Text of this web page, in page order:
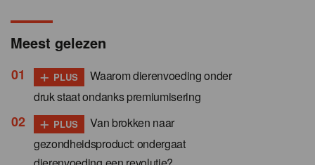
Meest gelezen
+ PLUS
Waarom dierenvoeding onder
druk staat ondanks premiumisering
+ PLUS
Van brokken naar
gezondheidsproduct: ondergaat